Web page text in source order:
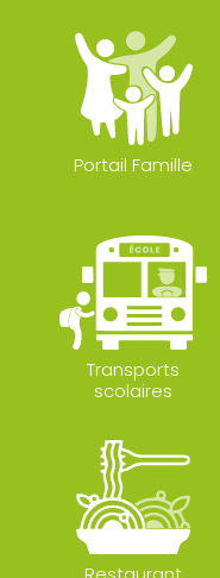
Portail Famille
Transports
scolaires